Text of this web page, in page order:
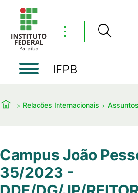
⋮
IFPB
Relações Internacionais Assuntos
Campus João
35/2023 -